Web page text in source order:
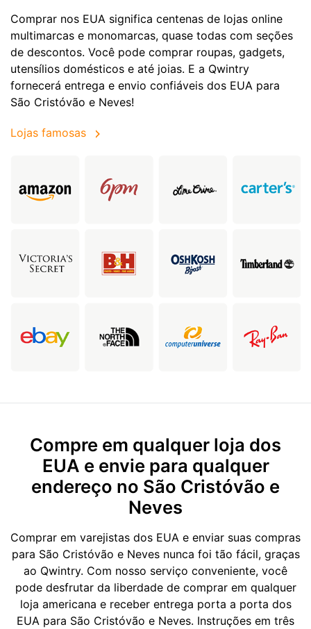
Comprar nos EUA significa centenas de lojas online
multimarcas e monomarcas, quase todas com seções
de descontos. Você pode comprar roupas, gadgets,
utensílios domésticos e até joias. E a Qwintry
fornecerá entrega e envio confiáveis dos EUA para
São Cristóvão e Neves!
Lojas famosas
Compre em qualquer loja dos
EUA e envie para qualquer
endereço no São Cristóvão e
Neves
Comprar em varejistas dos EUA e enviar suas compras
para São Cristóvão e Neves nunca foi tão fácil, graças
ao Qwintry. Com nosso serviço conveniente, você
pode desfrutar da liberdade de comprar em qualquer
loja americana e receber entrega porta a porta dos
EUA para São Cristóvão e Neves. Instruções em três